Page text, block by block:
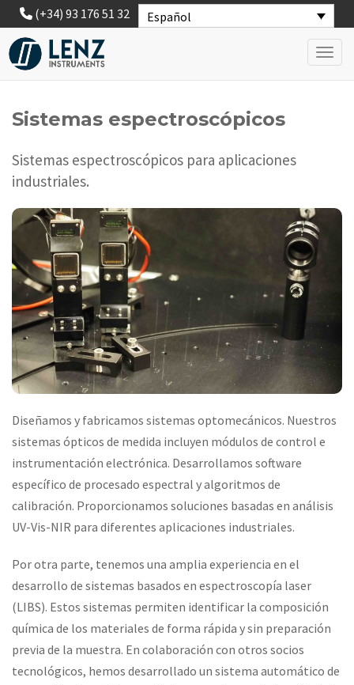
Español
(+34) 93 176 51 32
Sistemas espectroscópicos
Sistemas espectroscópicos para aplicaciones
industriales.
Diseñamos y fabricamos sistemas optomecánicos. Nuestros
sistemas ópticos de medida incluyen módulos de control e
instrumentación electrónica. Desarrollamos software
específico de procesado espectral y algoritmos de
calibración. Proporcionamos soluciones basadas en análisis
UV-Vis-NIR para diferentes aplicaciones industriales.
Por otra parte, tenemos una amplia experiencia en el
desarrollo de sistemas basados en espectroscopía laser
(LIBS). Estos sistemas permiten identificar la composición
química de los materiales de forma rápida y sin preparación
previa de la muestra. En colaboración con otros socios
tecnológicos, hemos desarrollado un sistema automático de